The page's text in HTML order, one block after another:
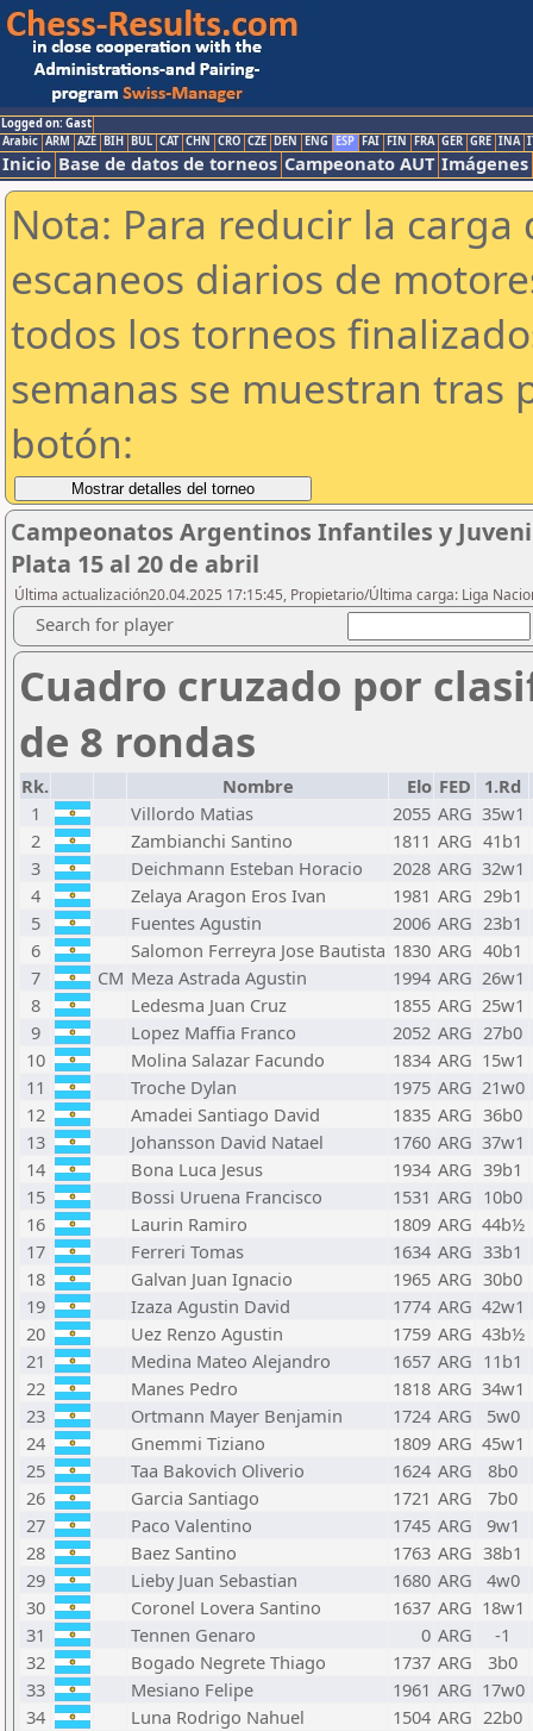
Logged on: Gast
Arabic ARM AZE BIH BUL CAT CHN CRO CZE DEN ENG ESP FAI FIN FRA GER GRE INA
Inicio Base de datos de torneos Campeonato AUT Imágenes
Nota: Para reducir la
escaneos diarios de
todos los torneos
semanas se muestran tras
botón:
Campeonatos Argentinos Infantiles y
Plata 15 al 20 de abril
Última actualización20.04.2025 17:15:45, Propietario/Última carga: Liga
Search for player
Cuadro cruzado por
de 8 rondas
Rk. Nombre Elo FED
1.Rd
1
Villordo Matias 2055 ARG 35w1
2
Zambianchi Santino 1811 ARG 41b1
3
Deichmann Esteban Horacio 2028 ARG 32w1
4
Zelaya Aragon Eros Ivan 1981 ARG 29b1
5
Fuentes Agustin 2006 ARG 23b1
6
Salomon Ferreyra Jose Bautista 1830 ARG 40b1
7
CM Meza Astrada Agustin 1994 ARG 26w1
8
Ledesma Juan Cruz 1855 ARG 25w1
9
Lopez Maffia Franco 2052 ARG 27b0
10
Molina Salazar Facundo 1834 ARG 15w1
11
Troche Dylan 1975 ARG 21w0
12
Amadei Santiago David 1835 ARG 36b0
13
Johansson David Natael 1760 ARG 37w1
14
Bona Luca Jesus 1934 ARG 39b1
15
Bossi Uruena Francisco 1531 ARG 10b0
16
Laurin Ramiro 1809 ARG 44b½
17
Ferreri Tomas 1634 ARG 33b1
18
Galvan Juan Ignacio 1965 ARG 30b0
19
Izaza Agustin David 1774 ARG 42w1
20
Uez Renzo Agustin 1759 ARG 43b½
21
Medina Mateo Alejandro 1657 ARG 11b1
22
Manes Pedro 1818 ARG 34w1
23
Ortmann Mayer Benjamin 1724 ARG
5w0
24
Gnemmi Tiziano 1809 ARG 45w1
25
Taa Bakovich Oliverio 1624 ARG
8b0
26
Garcia Santiago 1721 ARG
7b0
27
Paco Valentino 1745 ARG
9w1
28
Baez Santino 1763 ARG 38b1
29
Lieby Juan Sebastian 1680 ARG
4w0
30
Coronel Lovera Santino 1637 ARG 18w1
31
Tennen Genaro 0 ARG
-1
32
Bogado Negrete Thiago 1737 ARG
3b0
33
Mesiano Felipe 1961 ARG 17w0
34
Luna Rodrigo Nahuel 1504 ARG 22b0